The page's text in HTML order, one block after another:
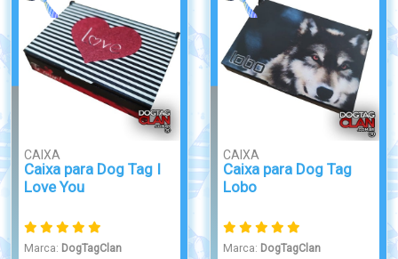
CAIXA
Caixa para Dog Tag I
Love You
Marca: DogTagClan
CAIXA
Caixa para Dog Tag
Lobo
Marca: DogTagClan